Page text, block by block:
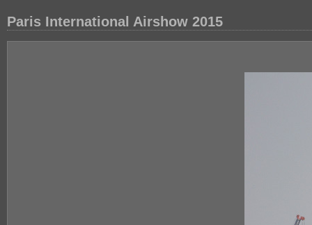
Paris International Airshow 2015